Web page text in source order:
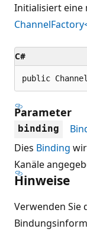
Initialisiert eine
C#
public
Parameter
binding
Dies Binding
Kanäle
Hinweise
Verwenden Sie